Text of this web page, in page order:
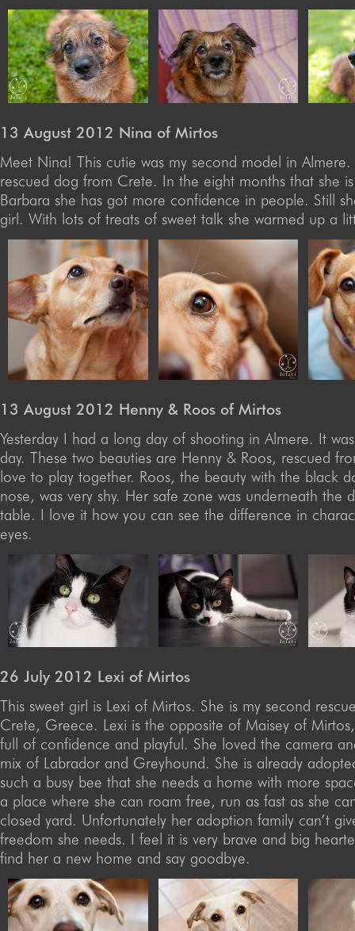
13 August 2012 Nina of Mirtos
Meet Nina! This cutie was my second model in
rescued dog from Crete. In the eight months that she
Barbara she has got more confidence in people. Still
girl. With lots of treats of sweet talk she warmed up a
13 August 2012 Henny & Roos of Mirtos
Yesterday I had a long day of shooting in Almere. It
day. These two beauties are Henny & Roos, rescued
love to play together. Roos, the beauty with the black
nose, was very shy. Her safe zone was underneath the
table. I love it how you can see the difference in
eyes.
26 July 2012 Lexi of Mirtos
This sweet girl is Lexi of Mirtos. She is my second
Crete, Greece. Lexi is the opposite of Maisey of
full of confidence and playful. She loved the camera
mix of Labrador and Greyhound. She is already
such a busy bee that she needs a home with more
a place where she can roam free, run as fast as she
closed yard. Unfortunately her adoption family can’t
freedom she needs. I feel it is very brave and big
find her a new home and say goodbye.